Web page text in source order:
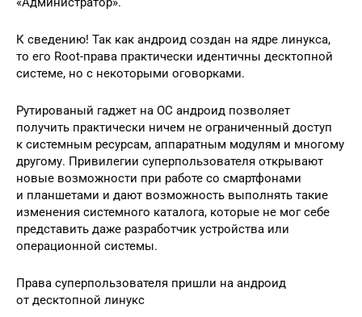
К сведению! Так как андроид создан на ядре линукса,
то его Root-права практически идентичны десктопной
системе, но с некоторыми оговорками.
Рутированый гаджет на ОС андроид позволяет
получить практически ничем не ограниченный доступ
к системным ресурсам, аппаратным модулям и многому
другому. Привилегии суперпользователя открывают
новые возможности при работе со смартфонами
и планшетами и дают возможность выполнять такие
изменения системного каталога, которые не мог себе
представить даже разработчик устройства или
операционной системы.
Права суперпользователя пришли на андроид
от десктопной линукс